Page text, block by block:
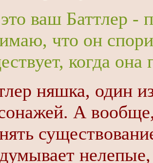
ваш Баттлер -
что он
когда она
няшка, один
А